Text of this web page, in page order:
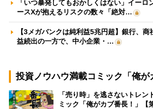
「いつ暴発してもおかしくはない」イーロ
ースXが抱えるリスクの数々「絶対…
【3メガバンクは純利益5兆円超】銀行、
益続出の一方で、中小企業・…
投資ノウハウ満載コミック「俺が
「売り時」を逃さないトレ
ミック「俺がカブ番長！」【